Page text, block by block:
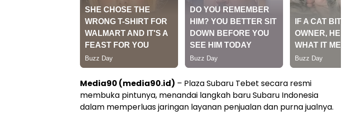
Media90 (media90.id) – Plaza Subaru Tebet secara resmi
membuka pintunya, menandai langkah baru Subaru Indonesia
dalam memperluas jaringan layanan penjualan dan purna jualnya.